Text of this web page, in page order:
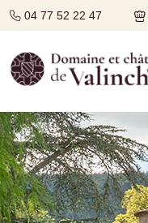
04 77 52 22 47